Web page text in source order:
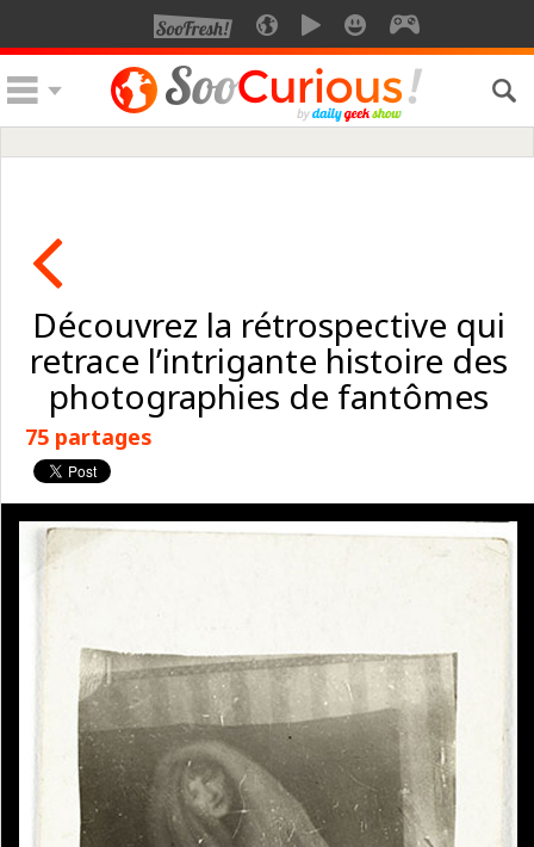
Découvrez la rétrospective qui
retrace l’intrigante histoire des
photographies de fantômes
75 partages